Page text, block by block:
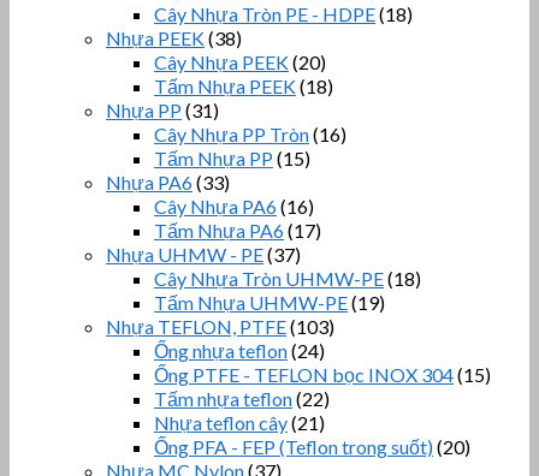
Cây Nhựa Tròn PE - HDPE(18)
Nhựa PEEK(38)
Cây Nhựa PEEK(20)
Tấm Nhựa PEEK(18)
Nhựa PP (31)
Cây Nhựa PP Tròn(16)
Tấm Nhựa PP (15)
Nhựa PA6(33)
Cây Nhựa PA6(16)
Tấm Nhựa PA6(17)
Nhựa UHMW - PE(37)
Cây Nhựa Tròn UHMW-PE(18)
Tấm Nhựa UHMW-PE(19)
Nhựa TEFLON, PTFE(103)
Ống nhựa teflon(24)
Ống PTFE - TEFLON bọc INOX 304(15)
Tấm nhựa teflon(22)
Nhựa teflon cây(21)
Ống PFA - FEP (Teflon trong suốt)(20)
Nhựa MC Nylon(37)